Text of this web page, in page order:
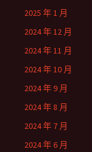
2025 年 1 月
2024 年 12 月
2024 年 11 月
2024 年 10 月
2024 年 9 月
2024 年 8 月
2024 年 7 月
2024 年 6 月